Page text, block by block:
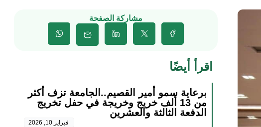
مشاركة الصفحة
اقرأ أيضًا
برعاية سمو أمير القصيم..الجامعة تزف أكثر
من 13 ألف خريج وخريجة في حفل تخريج
الدفعة الثالثة والعشرين
فبراير 10, 2026